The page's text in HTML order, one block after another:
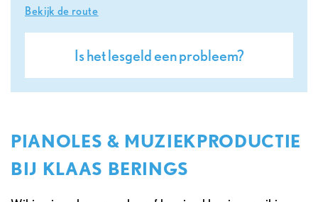
PIANOLES & MUZIEKPRODUCTIE
BIJ KLAAS BERINGS
Bekijk de route
Is het lesgeld een probleem?